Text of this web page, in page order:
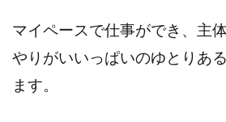
マイペースで仕事ができ、主体
やりがいいっぱいのゆとりあ
ます。